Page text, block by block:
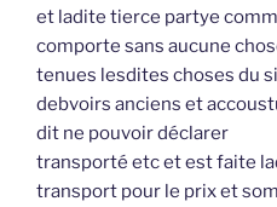
et ladite tierce partye
comporte sans aucune
tenues lesdites choses du
debvoirs anciens et
dit ne pouvoir déclarer
transporté etc et est faite
transport pour le prix et